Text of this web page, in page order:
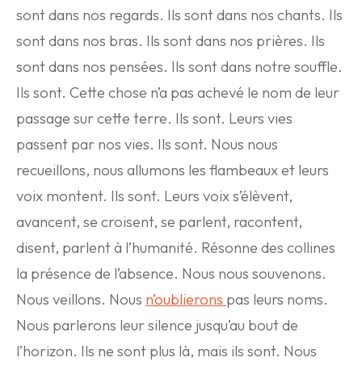
sont dans nos regards. Ils sont dans nos chants. Ils
sont dans nos bras. Ils sont dans nos prières. Ils
sont dans nos pensées. Ils sont dans notre souffle.
Ils sont. Cette chose n’a pas achevé le nom de leur
passage sur cette terre. Ils sont. Leurs vies
passent par nos vies. Ils sont. Nous nous
recueillons, nous allumons les flambeaux et leurs
voix montent. Ils sont. Leurs voix s’élèvent,
avancent, se croisent, se parlent, racontent,
disent, parlent à l’humanité. Résonne des collines
la présence de l’absence. Nous nous souvenons.
Nous veillons. Nous n’oublierons pas leurs noms.
Nous parlerons leur silence jusqu’au bout de
l’horizon. Ils ne sont plus là, mais ils sont. Nous